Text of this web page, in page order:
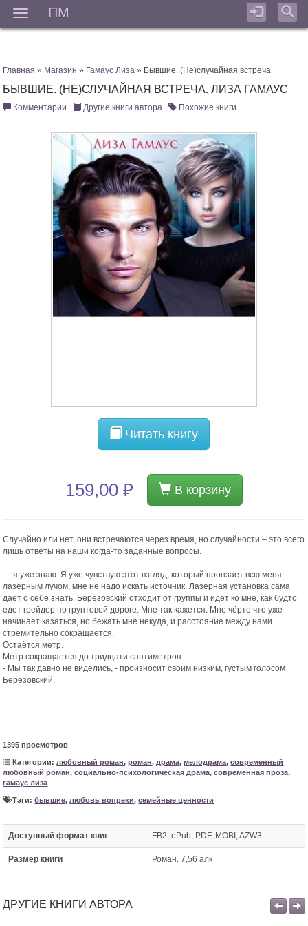
ПМ
Главная » Магазин » Гамаус Лиза » Бывшие. (Не)случайная встреча
БЫВШИЕ. (НЕ)СЛУЧАЙНАЯ ВСТРЕЧА. ЛИЗА ГАМАУС
Комментарии Другие книги автора Похожие книги
Читать книгу
159,00 ₽ В корзину
Случайно или нет, они встречаются через время, но случайности – это всего
лишь ответы на наши когда-то заданные вопросы.
… я уже знаю. Я уже чувствую этот взгляд, который пронзает всю меня
лазерным лучом, мне не надо искать источник. Лазерная установка сама
даёт о себе знать. Березовский отходит от группы и идёт ко мне, как будто
едет грейдер по грунтовой дороге. Мне так кажется. Мне чёрте что уже
начинает казаться, но бежать мне некуда, и расстояние между нами
стремительно сокращается.
Остаётся метр.
Метр сокращается до тридцати сантиметров.
- Мы так давно не виделись, - произносит своим низким, густым голосом
Березовский.
1395 просмотров
Категории: любовный роман,роман, драма,мелодрама,современный
любовный роман,социально-психологическая драма,современная проза,
гамаус лиза
Тэги:бывшие, любовь вопреки,семейные ценности
Доступный формат книг FB2, ePub, PDF, MOBI, AZW3
Размер книги Роман. 7,56 алк
ДРУГИЕ КНИГИ АВТОРА